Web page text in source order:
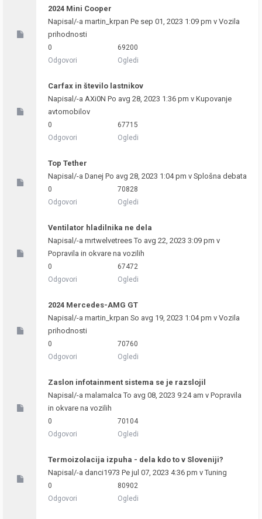
2024 Mini Cooper
Napisal/-a martin_krpan Pe sep 01, 2023 1:09 pm v Vozila
prihodnosti
0
Odgovori
69200
Ogledi
Carfax in število lastnikov
Napisal/-a AXi0N Po avg 28, 2023 1:36 pm v Kupovanje
avtomobilov
0
Odgovori
67715
Ogledi
Top Tether
Napisal/-a Danej Po avg 28, 2023 1:04 pm v Splošna debata
0
Odgovori
70828
Ogledi
Ventilator hladilnika ne dela
Napisal/-a mrtwelvetreesTo avg 22, 2023 3:09 pm v
Popravila in okvare na vozilih
0
Odgovori
67472
Ogledi
2024 Mercedes-AMG GT
Napisal/-a martin_krpan So avg 19, 2023 1:04 pm v Vozila
prihodnosti
0
Odgovori
70760
Ogledi
Zaslon infotainment sistema se je razslojil
Napisal/-a malamalca To avg 08, 2023 9:24 am v Popravila
in okvare na vozilih
0
Odgovori
70104
Ogledi
Termoizolacija izpuha - dela kdo to v Sloveniji?
Napisal/-a danci1973 Pe jul 07, 2023 4:36 pm vTuning
0
Odgovori
80902
Ogledi